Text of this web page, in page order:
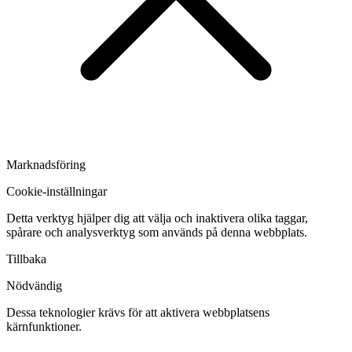
Marknadsföring
Cookie-inställningar
Detta verktyg hjälper dig att välja och inaktivera olika taggar,
spårare och analysverktyg som används på denna webbplats.
Tillbaka
Nödvändig
Dessa teknologier krävs för att aktivera webbplatsens
kärnfunktioner.